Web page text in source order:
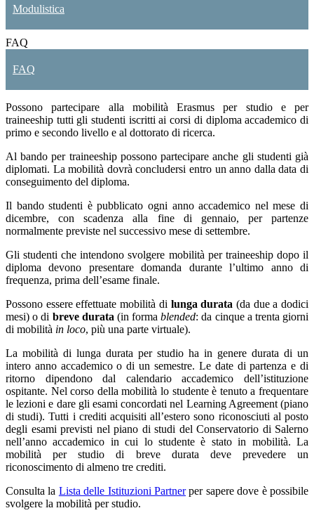
Modulistica
FAQ
FAQ
Possono partecipare alla mobilità Erasmus per studio e per
traineeship tutti gli studenti iscritti ai corsi di diploma accademico di
primo e secondo livello e al dottorato di ricerca.
Al bando per traineeship possono partecipare anche gli studenti già
diplomati. La mobilità dovrà concludersi entro un anno dalla data di
conseguimento del diploma.
Il bando studenti è pubblicato ogni anno accademico nel mese di
dicembre, con scadenza alla fine di gennaio, per partenze
normalmente previste nel successivo mese di settembre.
Gli studenti che intendono svolgere mobilità per traineeship dopo il
diploma devono presentare domanda durante l’ultimo anno di
frequenza, prima dell’esame finale.
Possono essere effettuate mobilità di lunga durata (da due a dodici
mesi) o di breve durata (in formablended: da cinque a trenta giorni
di mobilità in loco, più una parte virtuale).
La mobilità di lunga durata per studio ha in genere durata di un
intero anno accademico o di un semestre. Le date di partenza e di
ritorno dipendono dal calendario accademico dell’istituzione
ospitante. Nel corso della mobilità lo studente è tenuto a frequentare
le lezioni e dare gli esami concordati nel Learning Agreement (piano
di studi). Tutti i crediti acquisiti all’estero sono riconosciuti al posto
degli esami previsti nel piano di studi del Conservatorio di Salerno
nell’anno accademico in cui lo studente è stato in mobilità. La
mobilità per studio di breve durata deve prevedere un
riconoscimento di almeno tre crediti.
Consulta la Lista delle Istituzioni Partnerper sapere dove è possibile
svolgere la mobilità per studio.